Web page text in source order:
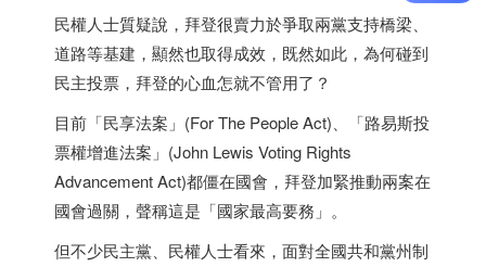
民權人士質疑說，拜登很賣力於爭取兩黨支持橋梁、
道路等基建，顯然也取得成效，既然如此，為何碰到
民主投票，拜登的心血怎就不管用了？
目前「民享法案」(For The People Act)、「路易斯投
票權增進法案」(John Lewis Voting Rights
Advancement Act)都僵在國會，拜登加緊推動兩案在
國會過關，聲稱這是「國家最高要務」。
但不少民主黨、民權人士看來，面對全國共和黨州制